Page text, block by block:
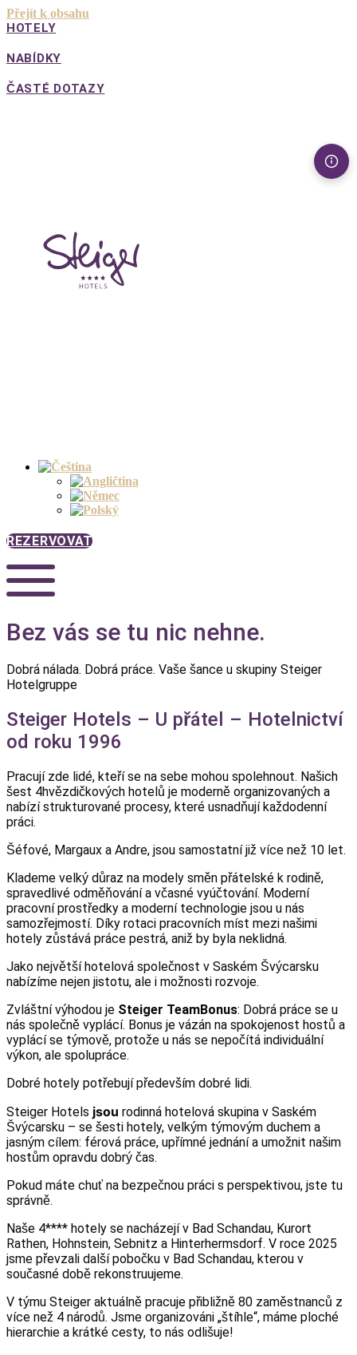
Přejít k obsahu
HOTELY
NABÍDKY
ČASTÉ DOTAZY
REZERVOVAT
Bez vás se tu nic nehne.
Dobrá nálada. Dobrá práce. Vaše šance u skupiny Steiger
Hotelgruppe
Steiger Hotels – U přátel – Hotelnictví
od roku 1996
Pracují zde lidé, kteří se na sebe mohou spolehnout. Našich
šest 4hvězdičkových hotelů je moderně organizovaných a
nabízí strukturované procesy, které usnadňují každodenní
práci.
Šéfové, Margaux a Andre, jsou samostatní již více než 10 let.
Klademe velký důraz na modely směn přátelské k rodině,
spravedlivé odměňování a včasné vyúčtování. Moderní
pracovní prostředky a moderní technologie jsou u nás
samozřejmostí. Díky rotaci pracovních míst mezi našimi
hotely zůstává práce pestrá, aniž by byla neklidná.
Jako největší hotelová společnost v Saském Švýcarsku
nabízíme nejen jistotu, ale i možnosti rozvoje.
Zvláštní výhodou je Steiger TeamBonus: Dobrá práce se u
nás společně vyplácí. Bonus je vázán na spokojenost hostů a
vyplácí se týmově, protože u nás se nepočítá individuální
výkon, ale spolupráce.
Dobré hotely potřebují především dobré lidi.
Steiger Hotels jsou rodinná hotelová skupina v Saském
Švýcarsku – se šesti hotely, velkým týmovým duchem a
jasným cílem: férová práce, upřímné jednání a umožnit našim
hostům opravdu dobrý čas.
Pokud máte chuť na bezpečnou práci s perspektivou, jste tu
správně.
Naše 4**** hotely se nacházejí v Bad Schandau, Kurort
Rathen, Hohnstein, Sebnitz a Hinterhermsdorf. V roce 2025
jsme převzali další pobočku v Bad Schandau, kterou v
současné době rekonstruujeme.
V týmu Steiger aktuálně pracuje přibližně 80 zaměstnanců z
více než 4 národů. Jsme organizováni „štíhle“, máme ploché
hierarchie a krátké cesty, to nás odlišuje!